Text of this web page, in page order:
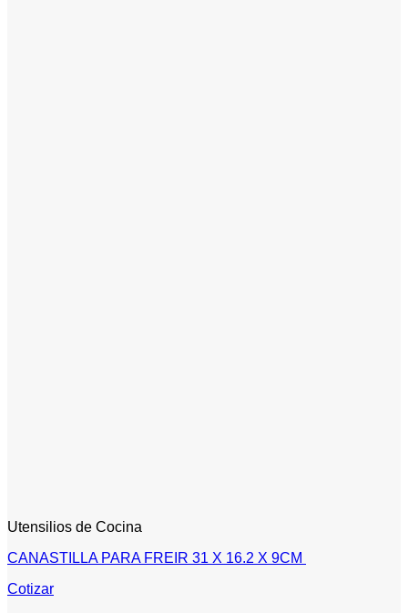
Utensilios de Cocina
CANASTILLA PARA FREIR 31 X 16.2 X 9CM
Cotizar